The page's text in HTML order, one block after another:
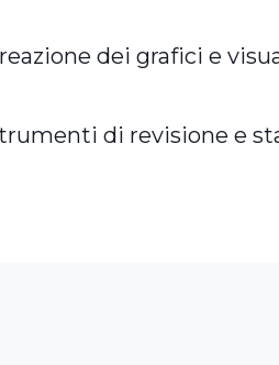
dei grafici e
di revisione e